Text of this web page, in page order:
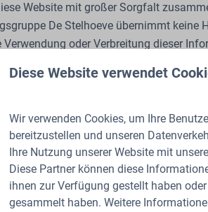
Website mit großer Sorgfalt
De Stelhoeve übernimmt
oder Verbreitung dieser
einschließlich Links, auf
auf Angemessenheit,
online angebotenen Informationen
Inhalte oder Funktionen in
an die Unterkunft der Gruppe De
der Inhalt einer Nachricht nicht als
Diese Website verwendet
Wir verwenden Cookies, um Ihre
bereitzustellen und unseren
Ihre Nutzung unserer Website mit
Diese Partner können diese
ihnen zur Verfügung gestellt haben
gesammelt haben. Weitere